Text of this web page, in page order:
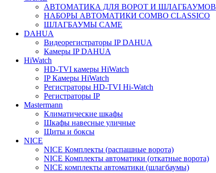
АВТОМАТИКА ДЛЯ ВОРОТ И ШЛАГБАУМОВ
НАБОРЫ АВТОМАТИКИ COMBO CLASSICO
ШЛАГБАУМЫ CAME
DAHUA
Видеорегистраторы IP DAHUA
Камеры IP DAHUA
HiWatch
HD-TVI камеры HiWatch
IP Камеры HiWatch
Регистраторы HD-TVI Hi-Watch
Регистраторы IP
Mastermann
Климатические шкафы
Шкафы навесные уличные
Щиты и боксы
NICE
NICE Комплекты (распашные ворота)
NICE Комплекты автоматики (откатные ворота)
NICE комплекты автоматики (шлагбаумы)